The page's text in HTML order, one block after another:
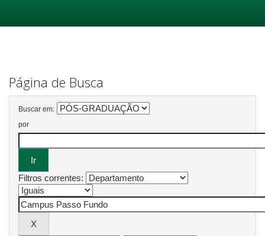
Página de Busca
Buscar em:
por
Filtros correntes: